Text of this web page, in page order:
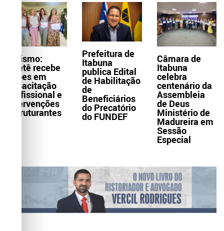
Turismo:
Itaetê recebe
ações em
capacitação
profissional e
intervenções
estruturantes
Prefeitura de
Itabuna
publica Edital
de Habilitação
de
Beneficiários
do Precatório
do FUNDEF
Câmara de
Itabuna
celebra
centenário da
Assembleia
de Deus
Ministério de
Madureira em
Sessão
Especial